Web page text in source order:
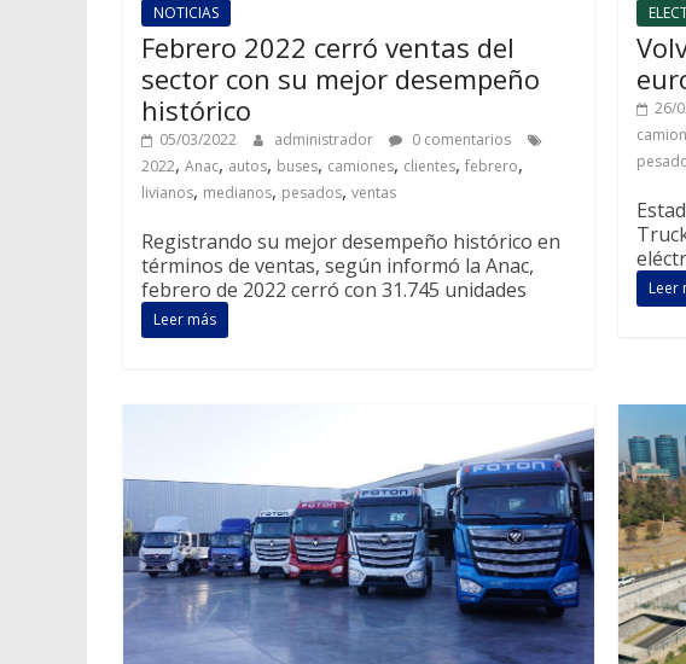
NOTICIAS
Febrero 2022 cerró ventas del
sector con su mejor desempeño
histórico
05/03/2022 administrador
0 comentarios
2022, Anac, autos, buses, camiones, clientes, febrero,
livianos, medianos, pesados, ventas
Registrando su mejor desempeño histórico en
términos de ventas, según informó la Anac,
febrero de 2022 cerró con 31.745 unidades
Leer más
26/
Leer